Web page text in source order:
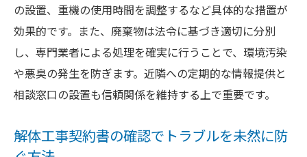
の設置、重機の使用時間を調整するなど具体的な措置が
効果的です。また、廃棄物は法令に基づき適切に分別
し、専門業者による処理を確実に行うことで、環境汚染
や悪臭の発生を防ぎます。近隣への定期的な情報提供と
相談窓口の設置も信頼関係を維持する上で重要です。
解体工事契約書の確認でトラブルを未然に防